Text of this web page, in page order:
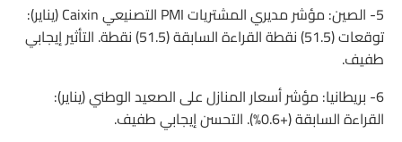
5- الصين: مؤشر مديري المشتريات PMI التصنيعي Caixin (يناير):
توقعات (51.5) نقطة القراءة السابقة (51.5) نقطة. التأثير إيجابي
طفيف.
6- بريطانيا: مؤشر أسعار المنازل على الصعيد الوطني (يناير):
القراءة السابقة (+0.6%). التحسن إيجابي طفيف.